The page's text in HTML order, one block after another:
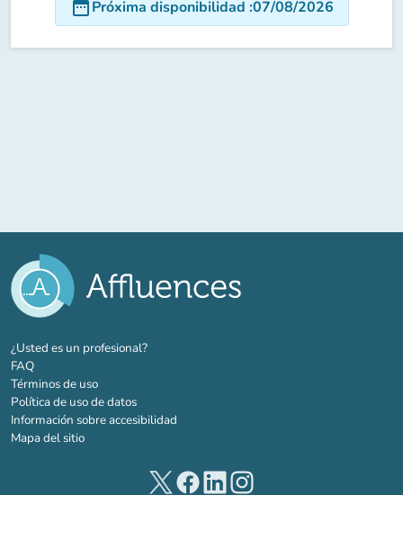
date_rangePróxima disponibilidad :07/08/2026
¿Usted es un profesional?(nueva pestaña)
FAQ
Términos de uso
Política de uso de datos
Información sobre accesibilidad
Mapa del sitio
(nueva pestaña)
(nueva pestaña)
(nueva pestaña)